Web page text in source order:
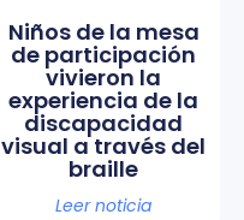
Niños de la mesa
de participación
vivieron la
experiencia de la
discapacidad
visual a través del
braille
Leer noticia